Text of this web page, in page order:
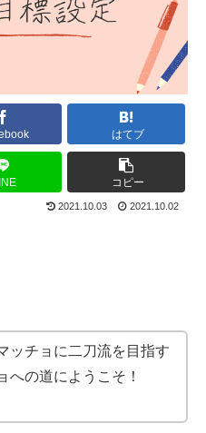
はてブ
コピー
2021.10.03 2021.10.02
ッチョに二刀流を目指す
への道にようこそ！